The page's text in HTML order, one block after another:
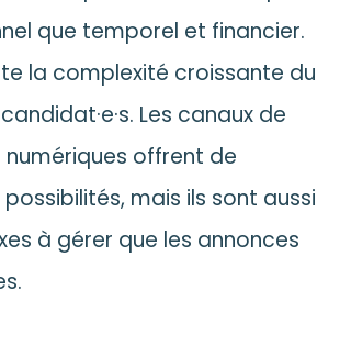
que temporel et financier.
la complexité croissante du
Les canaux de
offrent de
mais ils sont aussi
à gérer que les annonces